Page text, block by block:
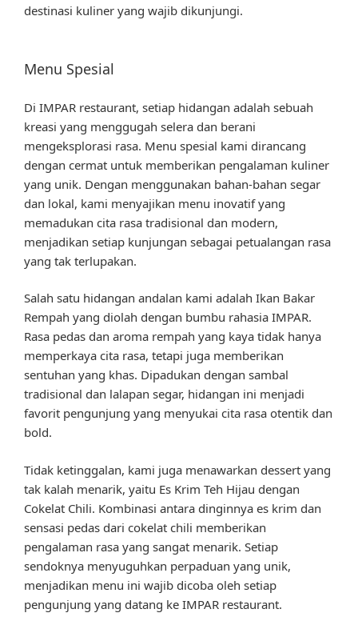
destinasi kuliner yang wajib dikunjungi.
Menu Spesial
Di IMPAR restaurant, setiap hidangan adalah sebuah
kreasi yang menggugah selera dan berani
mengeksplorasi rasa. Menu spesial kami dirancang
dengan cermat untuk memberikan pengalaman kuliner
yang unik. Dengan menggunakan bahan-bahan segar
dan lokal, kami menyajikan menu inovatif yang
memadukan cita rasa tradisional dan modern,
menjadikan setiap kunjungan sebagai petualangan rasa
yang tak terlupakan.
Salah satu hidangan andalan kami adalah Ikan Bakar
Rempah yang diolah dengan bumbu rahasia IMPAR.
Rasa pedas dan aroma rempah yang kaya tidak hanya
memperkaya cita rasa, tetapi juga memberikan
sentuhan yang khas. Dipadukan dengan sambal
tradisional dan lalapan segar, hidangan ini menjadi
favorit pengunjung yang menyukai cita rasa otentik dan
bold.
Tidak ketinggalan, kami juga menawarkan dessert yang
tak kalah menarik, yaitu Es Krim Teh Hijau dengan
Cokelat Chili. Kombinasi antara dinginnya es krim dan
sensasi pedas dari cokelat chili memberikan
pengalaman rasa yang sangat menarik. Setiap
sendoknya menyuguhkan perpaduan yang unik,
menjadikan menu ini wajib dicoba oleh setiap
pengunjung yang datang ke IMPAR restaurant.